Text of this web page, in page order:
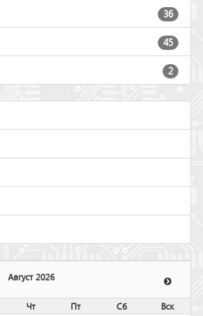
36
45
2
Август 2026
Чт Пт Сб Вск